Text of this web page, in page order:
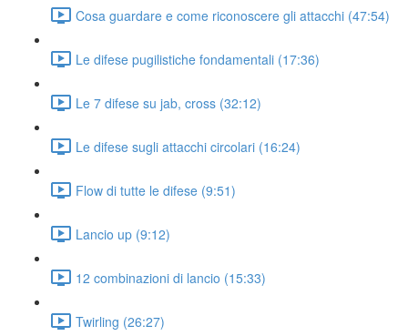
Cosa guardare e come riconoscere gli attacchi (47:54)
Le difese pugilistiche fondamentali (17:36)
Le 7 difese su jab, cross (32:12)
Le difese sugli attacchi circolari (16:24)
Flow di tutte le difese (9:51)
Lancio up (9:12)
12 combinazioni di lancio (15:33)
Twirling (26:27)